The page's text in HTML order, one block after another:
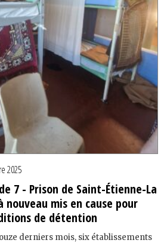
2025
7 - Prison de Saint-Étienne-La
nouveau mis en cause pour
de détention
derniers mois, six établissements